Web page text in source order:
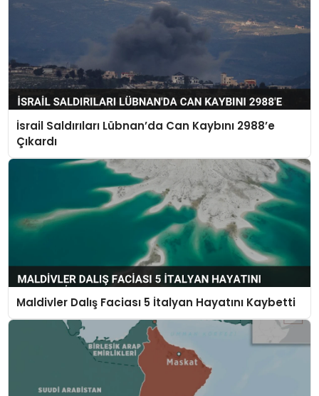
İsrail Saldırıları Lübnan’da Can Kaybını 2988’e
Çıkardı
Maldivler Dalış Faciası 5 İtalyan Hayatını Kaybetti